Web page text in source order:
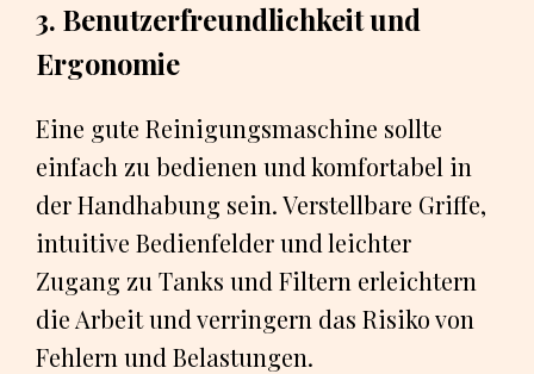
3. Benutzerfreundlichkeit und
Ergonomie
Eine gute Reinigungsmaschine sollte
einfach zu bedienen und komfortabel in
der Handhabung sein. Verstellbare Griffe,
intuitive Bedienfelder und leichter
Zugang zu Tanks und Filtern erleichtern
die Arbeit und verringern das Risiko von
Fehlern und Belastungen.